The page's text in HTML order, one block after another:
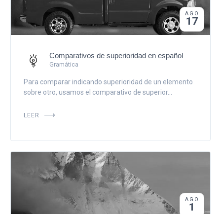
AGO
17
Comparativos de superioridad en español
Gramática
Para comparar indicando superioridad de un elemento
sobre otro, usamos el comparativo de superior...
LEER
AGO
1